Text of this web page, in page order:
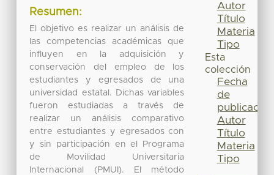
Resumen:
El objetivo es realizar un análisis de
las competencias académicas que
influyen en la adquisición y
conservación del empleo de los
estudiantes y egresados de una
universidad estatal. Dichas variables
fueron estudiadas a través de
realizar un análisis comparativo
entre estudiantes y egresados con
y sin participación en el Programa
de Movilidad Universitaria
Internacional (PMUI). El método
Autor
Título
Materia
Tipo
Esta
colección
Fecha
de
publicación
Autor
Título
Materia
Tipo